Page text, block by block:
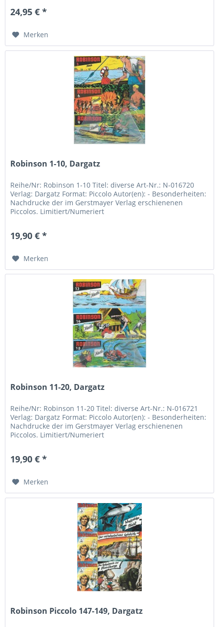
24,95 € *
Merken
Robinson 1-10, Dargatz
Reihe/Nr: Robinson 1-10 Titel: diverse Art-Nr.: N-016720
Verlag: Dargatz Format: Piccolo Autor(en): - Besonderheiten:
Nachdrucke der im Gerstmayer Verlag erschienenen
Piccolos. Limitiert/Numeriert
19,90 € *
Merken
Robinson 11-20, Dargatz
Reihe/Nr: Robinson 11-20 Titel: diverse Art-Nr.: N-016721
Verlag: Dargatz Format: Piccolo Autor(en): - Besonderheiten:
Nachdrucke der im Gerstmayer Verlag erschienenen
Piccolos. Limitiert/Numeriert
19,90 € *
Merken
Robinson Piccolo 147-149, Dargatz